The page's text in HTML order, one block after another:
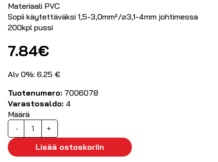
Materiaali PVC
Sopii käytettäväksi 1,5-3,0mm²/⌀3,1-4mm johtimessa
200kpl pussi
7.84€
Alv 0%: 6.25 €
Tuotenumero: 7006078
Varastosaldo: 4
Määrä
-
Johdinmerkki
avoin
"
+
Lisää ostoskoriin